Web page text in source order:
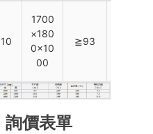
10
1700
×180
0×10
00
≧93
詢價表單